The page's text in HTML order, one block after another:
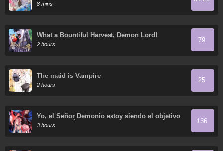
Jinsei
8 mins
What a Bountiful Harvest, Demon Lord!
2 hours
79
The maid is Vampire
2 hours
25
Yo, el Señor Demonio estoy siendo el objetivo
de mis discípulas
3 hours
136